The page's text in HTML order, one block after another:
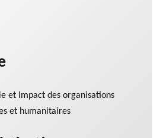
et Impact des organisations
et humanitaires